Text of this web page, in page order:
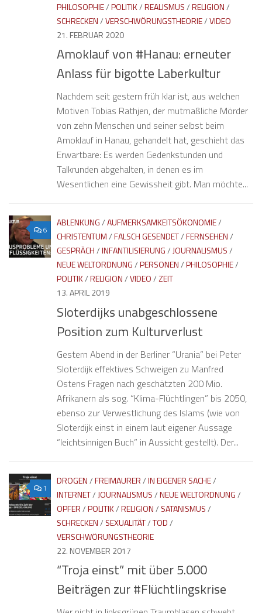
PHILOSOPHIE/POLITIK/REALISMUS/RELIGION/
SCHRECKEN/VERSCHWÖRUNGSTHEORIE/VIDEO
21. FEBRUAR 2020
Amoklauf von #Hanau: erneuter
Anlass für bigotte Laberkultur
Nachdem seit gestern früh klar ist, aus welchen
Motiven Tobias Rathjen, der mutmaßliche Mörder
von zehn Menschen und seiner selbst beim
Amoklauf in Hanau, gehandelt hat, geschieht das
Erwartbare: Es werden Gedenkstunden und
Talkrunden abgehalten, in denen es im
Wesentlichen eine Gewissheit gibt. Man möchte...
6
ABLENKUNG/AUFMERKSAMKEITSÖKONOMIE/
CHRISTENTUM/FALSCH GESENDET/FERNSEHEN/
GESPRÄCH/INFANTILISIERUNG/JOURNALISMUS/
NEUE WELTORDNUNG/PERSONEN/PHILOSOPHIE/
POLITIK/RELIGION/VIDEO/ZEIT
13. APRIL 2019
Sloterdijks unabgeschlossene
Position zum Kulturverlust
Gestern Abend in der Berliner “Urania” bei Peter
Sloterdijk effektives Schweigen zu Manfred
Ostens Fragen nach geschätzten 200 Mio.
Afrikanern als sog. “Klima-Flüchtlingen” bis 2050,
ebenso zur Verwestlichung des Islams (wie von
Sloterdijk einst in einem laut eigener Aussage
“leichtsinnigen Buch” in Aussicht gestellt). Der...
1
DROGEN/FREIMAURER/IN EIGENER SACHE/
INTERNET/ JOURNALISMUS/NEUE WELTORDNUNG/
OPFER/POLITIK/RELIGION/ SATANISMUS/
SCHRECKEN/ SEXUALITÄT/TOD/
VERSCHWÖRUNGSTHEORIE
22. NOVEMBER 2017
“Troja einst” mit über 5.000
Beiträgen zur #Flüchtlingskrise